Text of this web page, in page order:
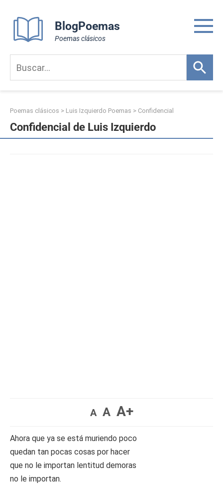
content
BlogPoemas
Poemas clásicos
Poemas clásicos > Luis Izquierdo Poemas > Confidencial
Confidencial de Luis Izquierdo
A A A+
Ahora que ya se está muriendo poco
quedan tan pocas cosas por hacer
que no le importan lentitud demoras
no le importan.